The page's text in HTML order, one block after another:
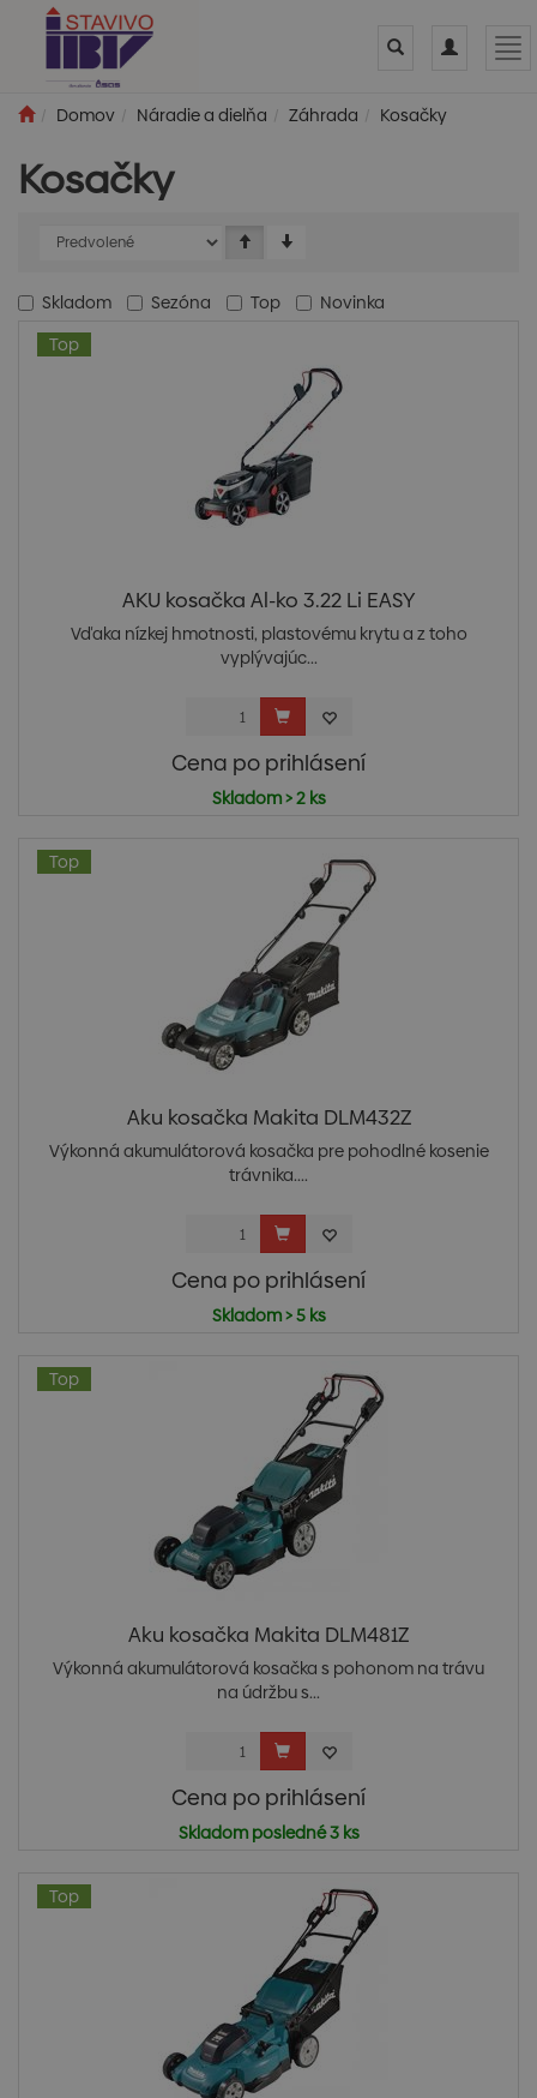
Toggle
Toggle
Domov
Náradie a dielňa Záhrada Kosačky
Kosačky
Skladom Sezóna Top
Novinka
Top
AKU kosačka Al-ko 3.22 Li EASY
Vďaka nízkej hmotnosti, plastovému krytu a z toho
vyplývajúc...
Cena po prihlásení
Skladom > 2 ks
Top
Aku kosačka Makita DLM432Z
Výkonná akumulátorová kosačka pre pohodlné kosenie
trávnika....
Cena po prihlásení
Skladom > 5 ks
Top
Aku kosačka Makita DLM481Z
Výkonná akumulátorová kosačka s pohonom na trávu
na údržbu s...
Cena po prihlásení
Skladom posledné 3 ks
Top